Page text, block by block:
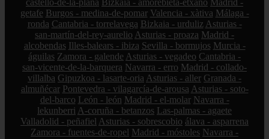
getafe Burgos - medina-de-pomar Valencia - xàtiva Málaga -
ronda Cantabria - torrelavega Bizkaia - urduliz Asturias -
san-martín-del-rey-aurelio Asturias - proaza Madrid -
alcobendas Illes-balears - ibiza Sevilla - bormujos Murcia -
águilas Zamora - galende Asturias - vegadeo Cantabria -
san-vicente-de-la-barquera Navarra - erro Madrid - collado-
villalba Gipuzkoa - lasarte-oria Asturias - aller Granada -
almuñécar Pontevedra - vilagarcía-de-arousa Asturias - soto-
del-barco León - león Madrid - el-molar Navarra -
lekunberri A-coruña - betanzos Las-palmas - agaete
Valladolid - peñafiel Asturias - sobrescobio álava - asparrena
Zamora - fuentes-de-ropel Madrid - móstoles Navarra -